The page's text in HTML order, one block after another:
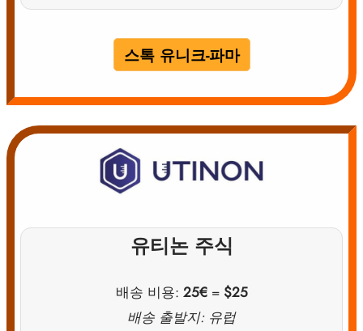
스톡 유니크-파마
유티논 주식
배송 비용: 25€= $25
배송 출발지: 유럽